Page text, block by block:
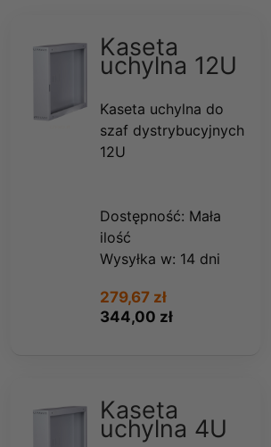
Kaseta
uchylna 12U
Kaseta uchylna do
szaf dystrybucyjnych
12U
Dostępność: Mała
ilość
Wysyłka w: 14 dni
344,00 zł
279,67 zł
Kaseta
uchylna 4U